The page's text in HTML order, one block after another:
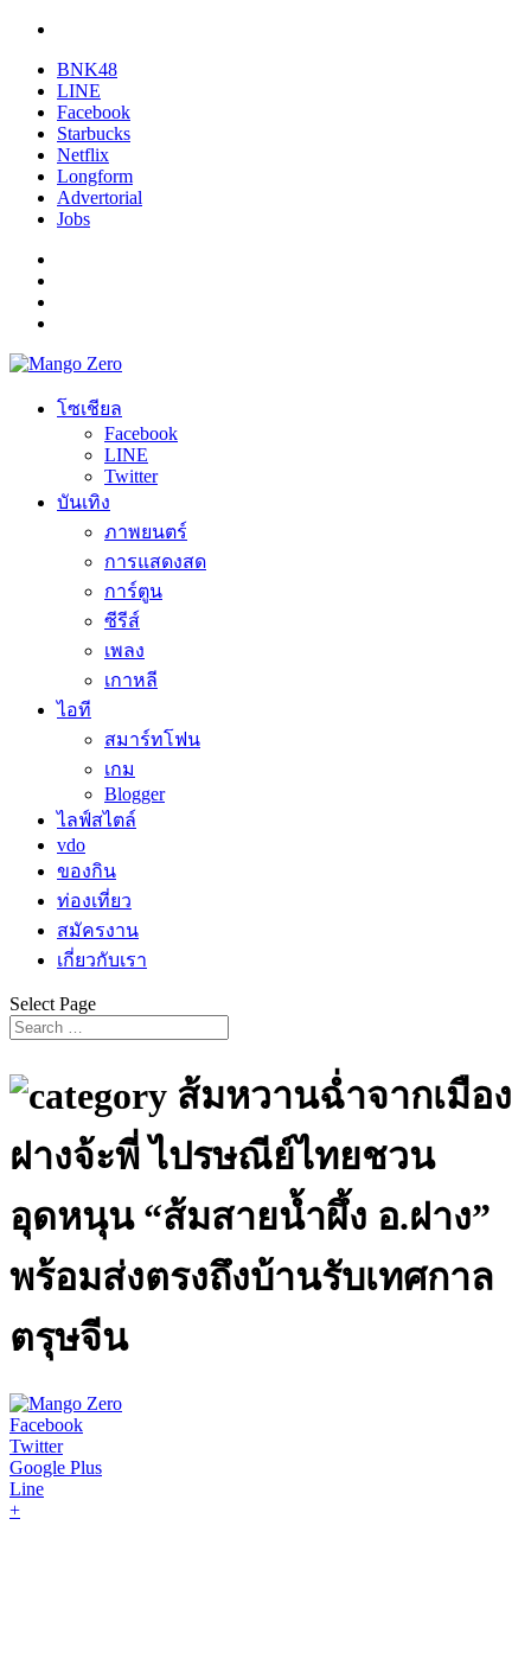
BNK48
LINE
Facebook
Starbucks
Netflix
Longform
Advertorial
Jobs
โซเชียล
Facebook
LINE
Twitter
บันเทิง
ภาพยนตร์
การแสดงสด
การ์ตูน
ซีรีส์
เพลง
เกาหลี
ไอที
สมาร์ทโฟน
เกม
Blogger
ไลฟ์สไตล์
vdo
ของกิน
ท่องเที่ยว
สมัครงาน
เกี่ยวกับเรา
Select Page
ส้มหวานฉ่ำจากเมือง
ฝางจ้ะพี่ ไปรษณีย์ไทยชวน
อุดหนุน “ส้มสายน้ำผึ้ง อ.ฝาง”
พร้อมส่งตรงถึงบ้านรับเทศกาล
ตรุษจีน
Facebook
Twitter
Google Plus
Line
+